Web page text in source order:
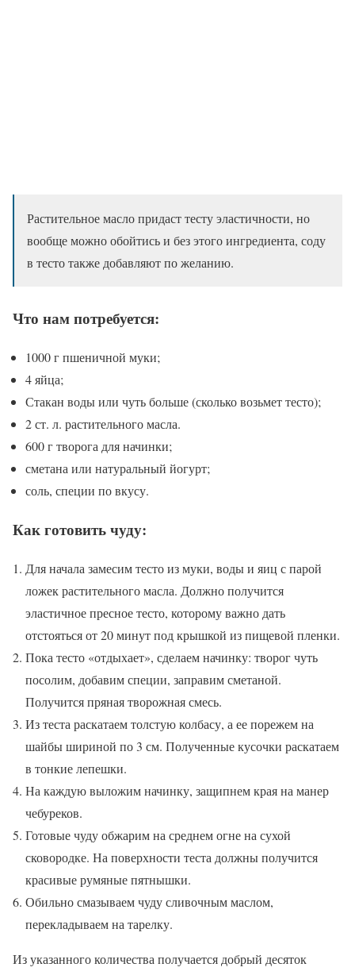
Растительное масло придаст тесту эластичности, но
вообще можно обойтись и без этого ингредиента, соду
в тесто также добавляют по желанию.
Что нам потребуется:
1000 г пшеничной муки;
4 яйца;
Стакан воды или чуть больше (сколько возьмет тесто);
2 ст. л. растительного масла.
600 г творога для начинки;
сметана или натуральный йогурт;
соль, специи по вкусу.
Как готовить чуду:
Для начала замесим тесто из муки, воды и яиц с парой
ложек растительного масла. Должно получится
эластичное пресное тесто, которому важно дать
отстояться от 20 минут под крышкой из пищевой пленки.
Пока тесто «отдыхает», сделаем начинку: творог чуть
посолим, добавим специи, заправим сметаной.
Получится пряная творожная смесь.
Из теста раскатаем толстую колбасу, а ее порежем на
шайбы шириной по 3 см. Полученные кусочки раскатаем
в тонкие лепешки.
На каждую выложим начинку, защипнем края на манер
чебуреков.
Готовые чуду обжарим на среднем огне на сухой
сковородке. На поверхности теста должны получится
красивые румяные пятнышки.
Обильно смазываем чуду сливочным маслом,
перекладываем на тарелку.
Из указанного количества получается добрый десяток